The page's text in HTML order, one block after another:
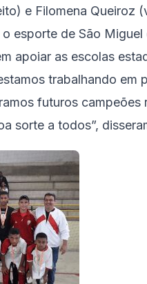
e Filomena Queiroz
esporte de São
apoiar as escolas
trabalhando em
futuros campeões
sorte a todos”,